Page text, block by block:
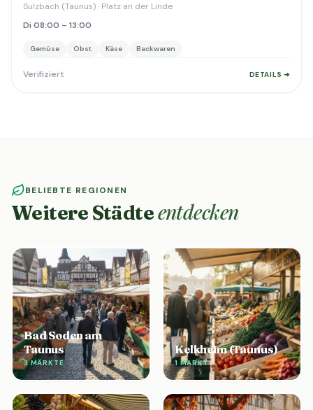
Sulzbach (Taunus) · Platz an der Linde
Di 08:00 – 13:00
Gemüse Obst Käse Backwaren
Verifiziert DETAILS ➔
BELIEBTE REGIONEN
Weitere Städteentdecken
Bad Soden am
Taunus
3 MÄRKTE
Kelkheim (Taunus)
1 MARKT